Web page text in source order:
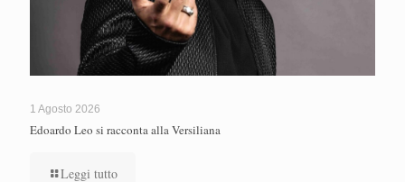
1 Agosto 2026
Edoardo Leo si racconta alla Versiliana
Leggi tutto